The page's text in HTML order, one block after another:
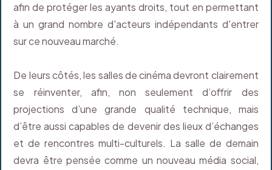
afin de protéger les ayants droits, tout en permettant
à un grand nombre d'acteurs indépendants d'entrer
sur ce nouveau marché.
De leurs côtés, les salles de cinéma devront clairement
se réinventer, afin, non seulement d’offrir des
projections d’une grande qualité technique, mais
d’être aussi capables de devenir des lieux d’échanges
et de rencontres multi-culturels. La salle de demain
devra être pensée comme un nouveau média social,